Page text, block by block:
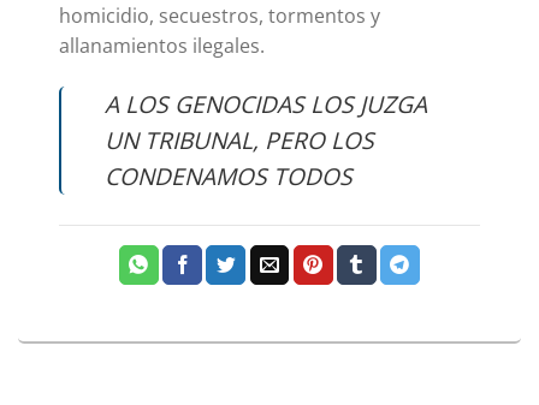
homicidio, secuestros, tormentos y
allanamientos ilegales.
A LOS GENOCIDAS LOS JUZGA
UN TRIBUNAL, PERO LOS
CONDENAMOS TODOS